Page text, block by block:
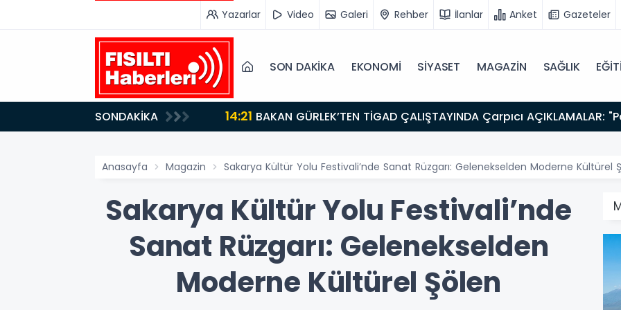
Yazarlar Video Galeri Rehber İlanlar Anket Gazeteler
SON DAKİKA EKONOMİ SİYASET MAGAZİN SAĞLIK
SONDAKİKA 14:21
Uyanacağız"
Anasayfa Magazin Sakarya Kültür Yolu Festivali’nde Sanat Rüzgarı: Gelenekselden Moderne Kültürel
Sakarya Kültür Yolu Festivali’nde
Sanat Rüzgarı: Gelenekselden
Moderne Kültürel Şölen